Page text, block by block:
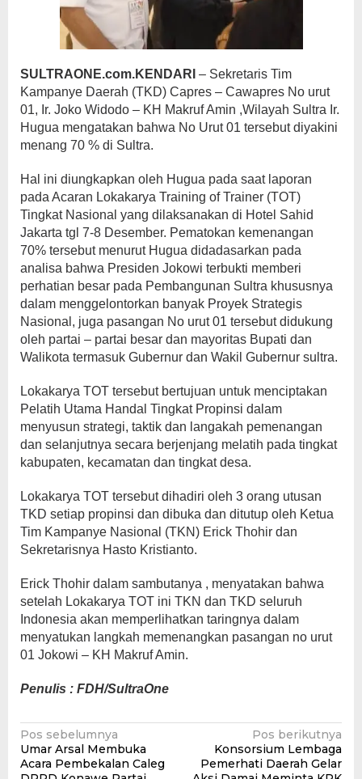
SULTRAONE.com.KENDARI – Sekretaris Tim
Kampanye Daerah (TKD) Capres – Cawapres No urut
01, Ir. Joko Widodo – KH Makruf Amin ,Wilayah Sultra Ir.
Hugua mengatakan bahwa No Urut 01 tersebut diyakini
menang 70 % di Sultra.
Hal ini diungkapkan oleh Hugua pada saat laporan
pada Acaran Lokakarya Training of Trainer (TOT)
Tingkat Nasional yang dilaksanakan di Hotel Sahid
Jakarta tgl 7-8 Desember. Pematokan kemenangan
70% tersebut menurut Hugua didadasarkan pada
analisa bahwa Presiden Jokowi terbukti memberi
perhatian besar pada Pembangunan Sultra khususnya
dalam menggelontorkan banyak Proyek Strategis
Nasional, juga pasangan No urut 01 tersebut didukung
oleh partai – partai besar dan mayoritas Bupati dan
Walikota termasuk Gubernur dan Wakil Gubernur sultra.
Lokakarya TOT tersebut bertujuan untuk menciptakan
Pelatih Utama Handal Tingkat Propinsi dalam
menyusun strategi, taktik dan langakah pemenangan
dan selanjutnya secara berjenjang melatih pada tingkat
kabupaten, kecamatan dan tingkat desa.
Lokakarya TOT tersebut dihadiri oleh 3 orang utusan
TKD setiap propinsi dan dibuka dan ditutup oleh Ketua
Tim Kampanye Nasional (TKN) Erick Thohir dan
Sekretarisnya Hasto Kristianto.
Erick Thohir dalam sambutanya , menyatakan bahwa
setelah Lokakarya TOT ini TKN dan TKD seluruh
Indonesia akan memperlihatkan taringnya dalam
menyatukan langkah memenangkan pasangan no urut
01 Jokowi – KH Makruf Amin.
Penulis : FDH/SultraOne
Navigasi
pos
Pos sebelumnya
Umar Arsal Membuka
Acara Pembekalan Caleg
Pos berikutnya
Konsorsium Lembaga
Pemerhati Daerah Gelar